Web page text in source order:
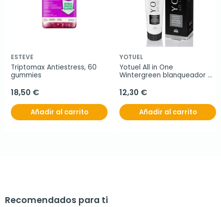
ESTEVE
Triptomax Antiestress, 60
gummies
18,50 €
Añadir al carrito
YOTUEL
Yotuel All in One
Wintergreen blanqueador
12,30 €
Añadir al carrito
Recomendados para ti